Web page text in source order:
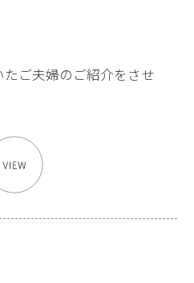
ご夫婦のご紹介をさせ